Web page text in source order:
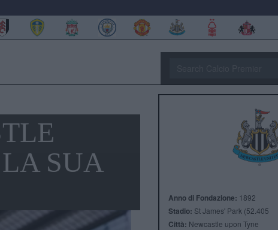
SUA
Anno di Fondazione: 1892
Stadio: St James' Park (52.405
Città: Newcastle upon Tyne